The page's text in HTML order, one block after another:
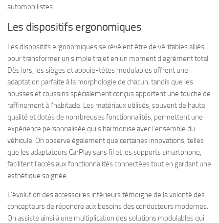
automobilistes.
Les dispositifs ergonomiques
Les dispositifs ergonomiques se révèlent être de véritables alliés
pour transformer un simple trajet en un moment d’agrément total.
Dès lors, les sièges et appuie-têtes modulables offrent une
adaptation parfaite à la morphologie de chacun, tandis que les
housses et coussins spécialement conçus apportent une touche de
raffinement à l’habitacle. Les matériaux utilisés, souvent de haute
qualité et dotés de nombreuses fonctionnalités, permettent une
expérience personnalisée qui s’harmonise avec l’ensemble du
véhicule. On observe également que certaines innovations, telles
que les adaptateurs CarPlay sans fil et les supports smartphone,
facilitent l’accès aux fonctionnalités connectées tout en gardant une
esthétique soignée.
L’évolution des accessoires intérieurs témoigne de la volonté des
concepteurs de répondre aux besoins des conducteurs modernes.
On assiste ainsi à une multiplication des solutions modulables qui